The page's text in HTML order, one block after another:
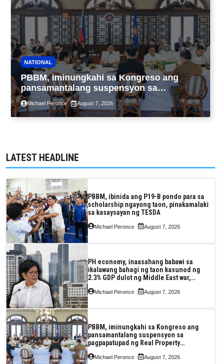
NATIONAL
PBBM, iminungkahi sa Kongreso ang
pansamantalang suspensyon sa
pagpapatupad ng Real Property Valuation
and Assessment Reform Act
Michael Peronce August 7, 2026
LATEST HEADLINE
PBBM, ibinida ang P19-B pondo para sa
scholarship ngayong taon, pinakamalaki
sa kasaysayan ng TESDA
Michael Peronce August 7, 2026
PH economy, inaasahang babawi sa
ikalawang bahagi ng taon kasunod ng
2.3% GDP dulot ng Middle East war,
pagkaantala ng public construction
Michael Peronce August 7, 2026
PBBM, iminungkahi sa Kongreso ang
pansamantalang suspensyon sa
pagpapatupad ng Real Property
Valuation and Assessment Reform Act
Michael Peronce August 7, 2026